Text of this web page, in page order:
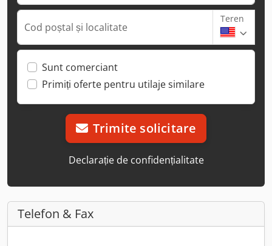
Cod poștal și localitate
Teren
Sunt comerciant
Primiți oferte pentru utilaje similare
Trimite solicitare
Declarație de confidențialitate
Telefon & Fax